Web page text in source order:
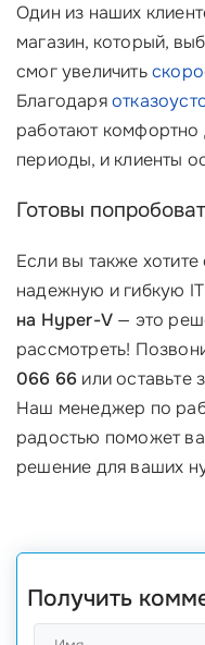
Один из наших
магазин, который,
смог увеличить
Благодаря
работают
периоды, и клиенты
Готовы
Если вы также
надежную и гибкую
на Hyper-V — это
рассмотреть!
066 66 или оставьте
Наш менеджер по
радостью поможет
решение для ваших
Получить